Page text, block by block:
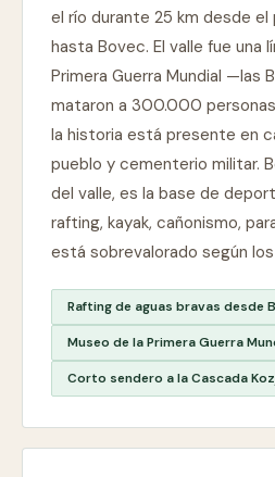
el río durante 25 km desde el
hasta Bovec. El valle fue una
Primera Guerra Mundial —las
mataron a 300.000
la historia está presente en
pueblo y cementerio militar.
del valle, es la base de
rafting, kayak, cañonismo,
está sobrevalorado según los
Rafting de aguas bravas desde
Museo de la Primera Guerra
Corto sendero a la Cascada